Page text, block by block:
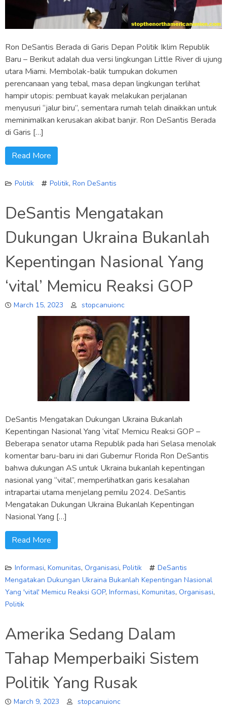
Ron DeSantis Berada di Garis Depan Politik Iklim Republik
Baru – Berikut adalah dua versi lingkungan Little River di ujung
utara Miami. Membolak-balik tumpukan dokumen
perencanaan yang tebal, masa depan lingkungan terlihat
hampir utopis: pembuat kayak melakukan perjalanan
menyusuri “jalur biru”, sementara rumah telah dinaikkan untuk
meminimalkan kerusakan akibat banjir. Ron DeSantis Berada
di Garis […]
Read More
Politik Politik, Ron DeSantis
DeSantis Mengatakan
Dukungan Ukraina Bukanlah
Kepentingan Nasional Yang
‘vital’ Memicu Reaksi GOP
March 15, 2023 stopcanuionc
DeSantis Mengatakan Dukungan Ukraina Bukanlah
Kepentingan Nasional Yang ‘vital’ Memicu Reaksi GOP –
Beberapa senator utama Republik pada hari Selasa menolak
komentar baru-baru ini dari Gubernur Florida Ron DeSantis
bahwa dukungan AS untuk Ukraina bukanlah kepentingan
nasional yang “vital”, memperlihatkan garis kesalahan
intrapartai utama menjelang pemilu 2024. DeSantis
Mengatakan Dukungan Ukraina Bukanlah Kepentingan
Nasional Yang […]
Read More
Informasi, Komunitas, Organisasi, Politik
DeSantis
Mengatakan Dukungan Ukraina Bukanlah Kepentingan Nasional
Yang 'vital' Memicu Reaksi GOP, Informasi, Komunitas, Organisasi,
Politik
Amerika Sedang Dalam
Tahap Memperbaiki Sistem
Politik Yang Rusak
March 9, 2023 stopcanuionc